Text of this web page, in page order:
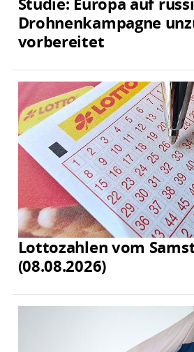
Drohnenkampagne
vorbereitet
Lottozahlen vom
(08.08.2026)